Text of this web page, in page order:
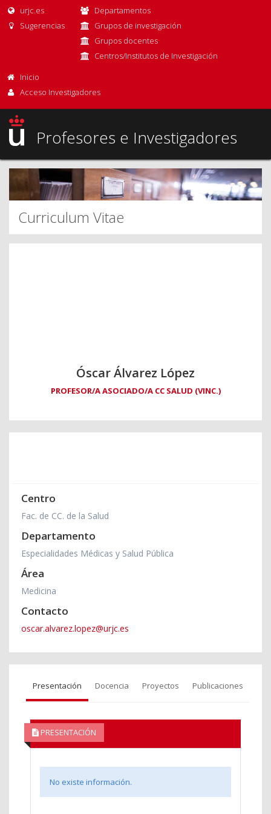
urjc.es
Sugerencias
Departamentos
Grupos de investigación
Grupos docentes
Centros/Institutos de Investigación
Inicio
Acceso Investigadores
Profesores e Investigadores
Curriculum Vitae
Óscar Álvarez López
PROFESOR/A ASOCIADO/A CC SALUD (VINC.)
Centro
Fac. de CC. de la Salud
Departamento
Especialidades Médicas y Salud Pública
Área
Medicina
Contacto
oscar.alvarez.lopez@urjc.es
Presentación Docencia Proyectos Publicaciones
PRESENTACIÓN
No existe información.